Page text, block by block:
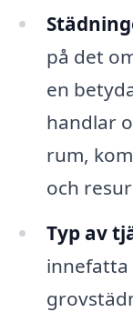
på det
en
handlar
rum,
och
Typ av
innefatta